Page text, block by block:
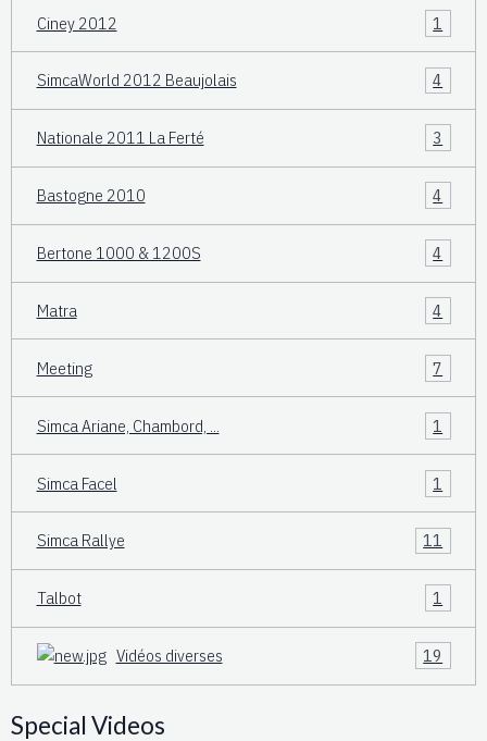
Ciney 2012 1
SimcaWorld 2012 Beaujolais 4
Nationale 2011 La Ferté 3
Bastogne 2010 4
Bertone 1000 & 1200S 4
Matra 4
Meeting 7
Simca Ariane, Chambord, ... 1
Simca Facel 1
Simca Rallye 11
Talbot 1
Vidéos diverses 19
Special Videos